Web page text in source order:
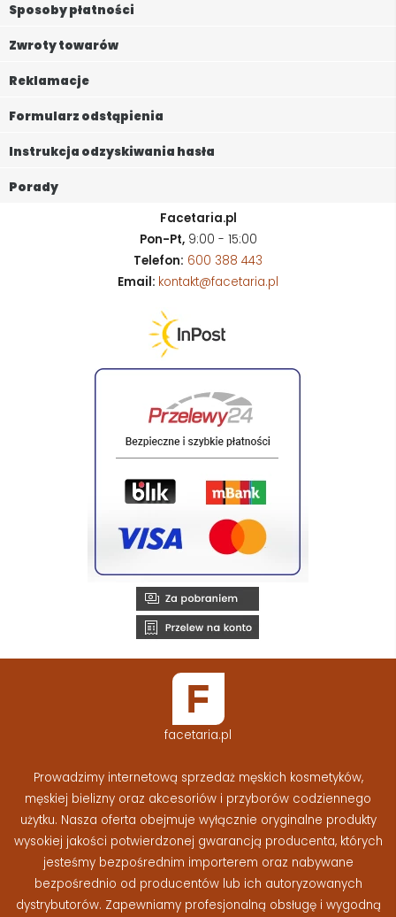
Sposoby płatności
Zwroty towarów
Reklamacje
Formularz odstąpienia
Instrukcja odzyskiwania hasła
Porady
Facetaria.pl
Pon-Pt,9:00 - 15:00
Telefon: 600 388 443
Email: kontakt@facetaria.pl
facetaria.pl
Prowadzimy internetową sprzedaż męskich kosmetyków,
męskiej bielizny oraz akcesoriów i przyborów codziennego
użytku. Nasza oferta obejmuje wyłącznie oryginalne produkty
wysokiej jakości potwierdzonej gwarancją producenta, których
jesteśmy bezpośrednim importerem oraz nabywane
bezpośrednio od producentów lub ich autoryzowanych
dystrybutorów. Zapewniamy profesjonalną obsługę i wygodną